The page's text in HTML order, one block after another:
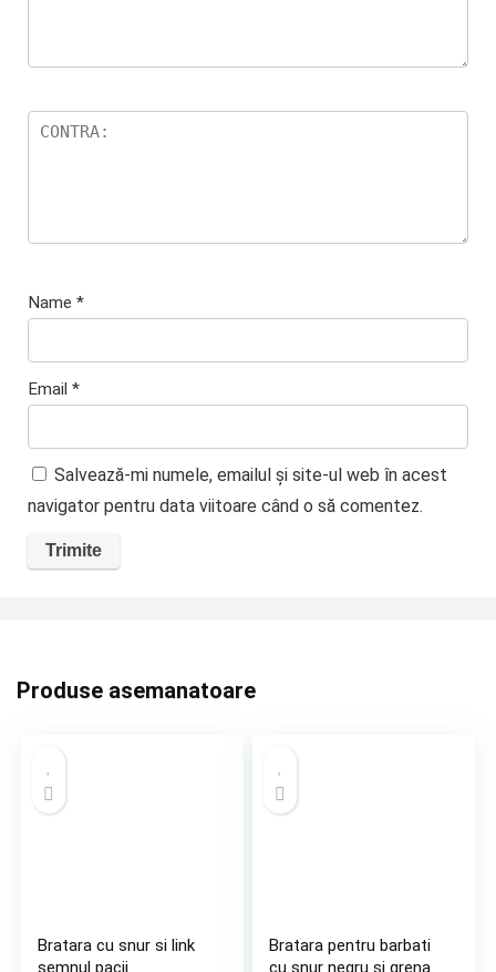
Name *
Email *
Salvează-mi numele, emailul și site-ul web în acest
navigator pentru data viitoare când o să comentez.
Produse asemanatoare
Bratara cu snur si link
semnul pacii
Bratara pentru barbati
cu snur negru si grena